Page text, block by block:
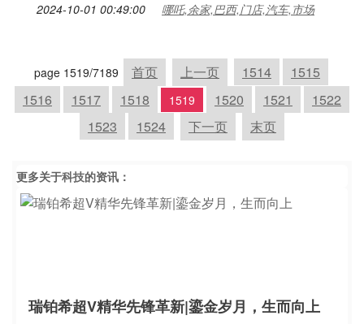
2024-10-01 00:49:00 哪吒,余家,巴西,门店,汽车,市场
page 1519/7189 首页 上一页 1514
1515
1516
1517 1518 1519 1520 1521
1522
1523
1524 下一页 末页
更多关于科技的资讯：
瑞铂希超V精华先锋革新|鎏金岁月，生而向上